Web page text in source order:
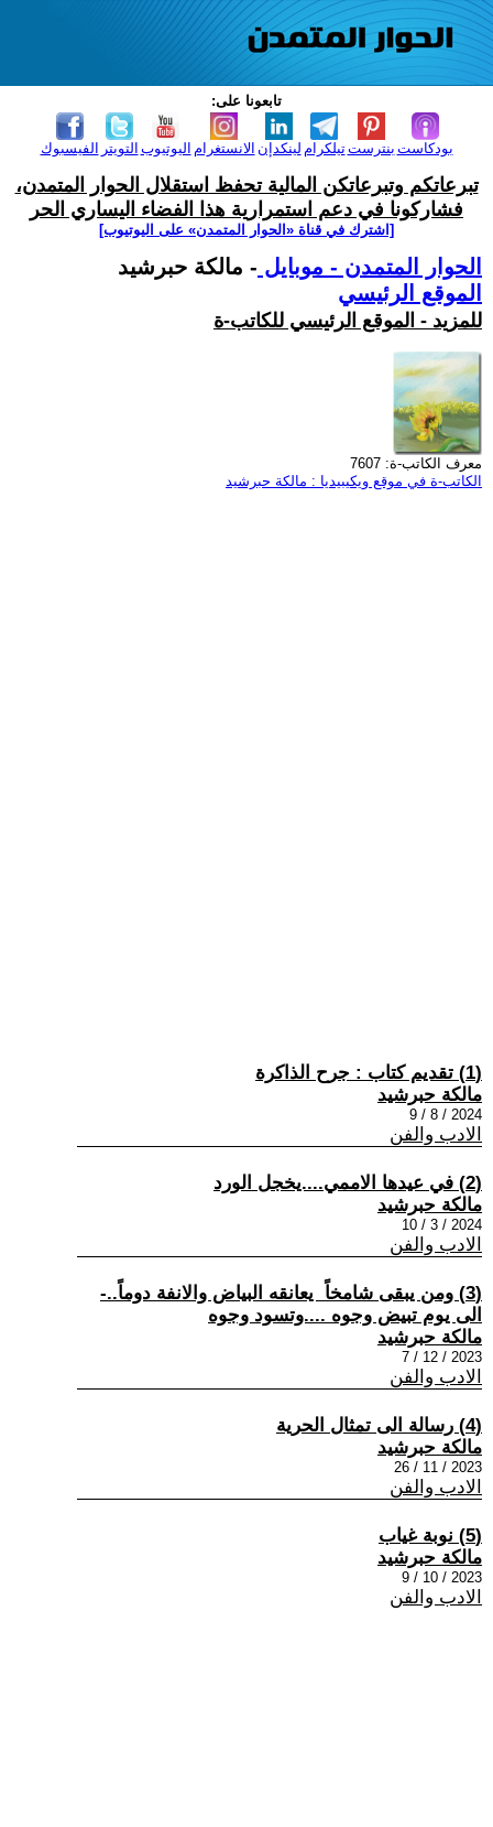
تابعونا على:
الفيسبوك التويتر اليوتيوب الانستغرام لينكدإن تيلكرامبنترست بودكاست
تبرعاتكم وتبرعاتكن المالية تحفظ استقلال الحوار المتمدن،
فشاركونا في دعم استمرارية هذا الفضاء اليساري الحر
[اشترك في قناة ‫«الحوار المتمدن» على اليوتيوب]
الحوار المتمدن - موبايل - مالكة حبرشيد
الموقع الرئيسي
للمزيد - الموقع الرئيسي للكاتب-ة
معرف الكاتب-ة: 7607
الكاتب-ة في موقع ويكيبيديا : مالكة حبرشيد
(1) تقديم كتاب : جرح الذاكرة
مالكة حبرشيد
2024 / 8 / 9
الادب والفن
(2) في عيدها الاممي....يخجل الورد
مالكة حبرشيد
2024 / 3 / 10
الادب والفن
(3) ومن يبقى شامخاً يعانقه البياض والانفة دوماً..-
الى يوم تبيض وجوه ....وتسود وجوه
مالكة حبرشيد
2023 / 12 / 7
الادب والفن
(4) رسالة الى تمثال الحرية
مالكة حبرشيد
2023 / 11 / 26
الادب والفن
(5) نوبة غياب
مالكة حبرشيد
2023 / 10 / 9
الادب والفن